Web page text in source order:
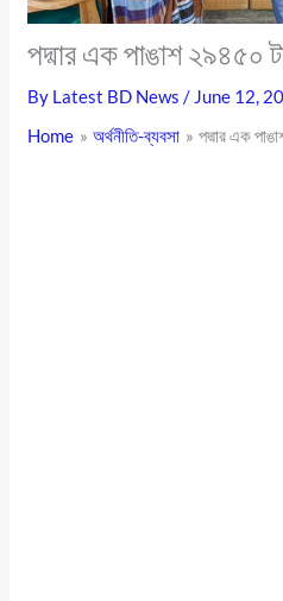
পদ্মার এক পাঙাশ ২৯৪৫০
By Latest BD News/ June 12,
Home
অর্থনীতি-ব্যবসা পদ্মার এক